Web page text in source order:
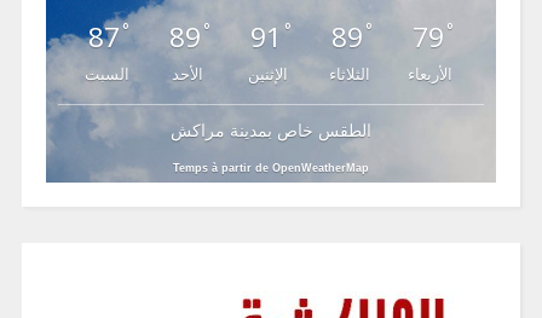
87°
السبت
89 °
الأحد
91 °
الإثنين
89 °
الثلاثاء
79 °
الأربعاء
الطقس خاص بمدينة مراكش
Temps à partir de OpenWeatherMap